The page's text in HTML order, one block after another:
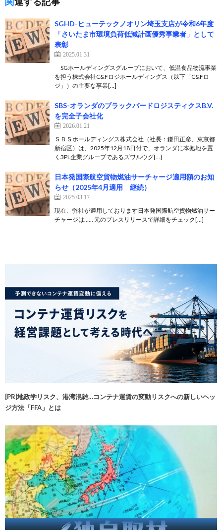
SGHD-ヒューテックノオリン埼玉支店が令和6年度
「さいたま市環境負荷低減計画優秀事業者」として
表彰
2025.01.31
SGホールディングスグループにおいて、低温食品物流事業
を担う株式会社C&Fロジホールディングス（以下「C&Fロ
ジ」）の主要な事業[…]
SBS-オランダのブラックバードロジスティクスB.V.
を完全子会社化
2026.01.21
ＳＢＳホールディングス株式会社（社長：鎌田正彦、東京都
新宿区）は、2025年12月18日付で、オランダに本拠地を置
く3PL企業グループであるズワルウグ[…]
日本発国際航空貨物燃油サーチャージ適用額のお知
らせ（2025年4月適用 継続）
2025.03.17
現在、弊社が適用しております日本発国際航空貨物燃油サー
チャージは…… 元のプレスリリースで詳細をチェック[…]
[PR]地政学リスク、港湾混雑…コンテナ運賃の変動リスクへの新しいヘッ
ジ方法「FFA」とは